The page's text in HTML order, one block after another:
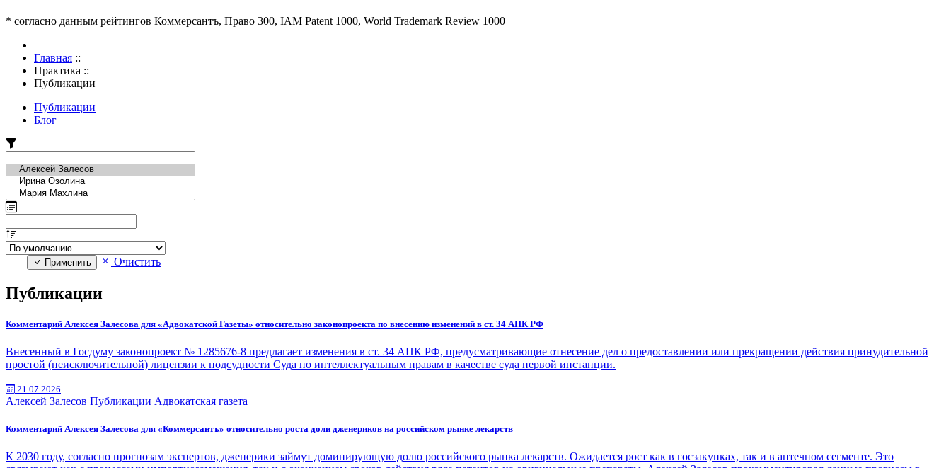
* согласно данным рейтингов Коммерсантъ, Право 300, IAM Patent 1000, World Trademark Review 1000
Главная ::
Практика ::
Публикации
Публикации
Блог
Применить Очистить
Публикации
Комментарий Алексея Залесова для «Адвокатской Газеты» относительно законопроекта по внесению изменений в ст. 34 АПК РФ
Внесенный в Госдуму законопроект № 1285676-8 предлагает изменения в ст. 34 АПК РФ, предусматривающие отнесение дел о предоставлении или прекращении действия принудительной
простой (неисключительной) лицензии к подсудности Суда по интеллектуальным правам в качестве суда первой инстанции.
21.07.2026
Алексей Залесов Публикации Адвокатская газета
Комментарий Алексея Залесова для «Коммерсантъ» относительно роста доли дженериков на российском рынке лекарств
К 2030 году, согласно прогнозам экспертов, дженерики займут доминирующую долю российского рынка лекарств. Ожидается рост как в госзакупках, так и в аптечном сегменте. Это